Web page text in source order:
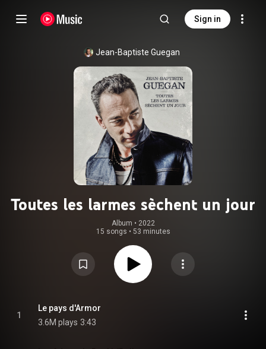
Sign in
Jean-Baptiste Guegan
Toutes les larmes sèchent un jour
Album • 2022
15 songs • 53 minutes
1
Le pays d'Armor
3.6M plays 3:43